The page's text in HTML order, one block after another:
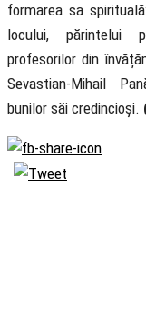
formarea sa
locului, părintelui
profesorilor din
Sevastian-Mihail
bunilor săi credincioși.